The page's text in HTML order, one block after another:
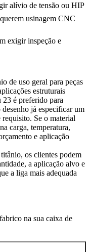
alívio de tensão ou HIP
usinagem CNC
exigir inspeção e
de uso geral para peças
estruturais
23 é preferido para
já especificar um
requisito. Se o material
carga, temperatura,
e aplicação
os clientes podem
a aplicação alvo e
a liga mais adequada
na sua caixa de